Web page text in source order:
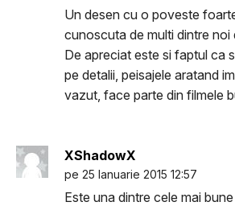
Un desen cu o poveste
cunoscuta de multi dintre noi
De apreciat este si faptul ca
pe detalii, peisajele aratand
vazut, face parte din filmele
XShadowX
pe 25 Ianuarie 2015 12:57
Este una dintre cele mai